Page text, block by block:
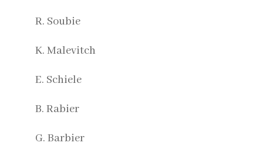
R. Soubie
K. Malevitch
E. Schiele
B. Rabier
G. Barbier